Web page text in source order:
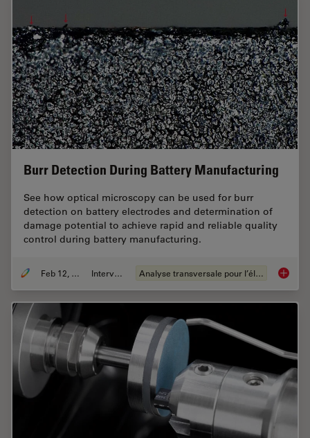
Burr Detection During Battery Manufacturing
See how optical microscopy can be used for burr
detection on battery electrodes and determination of
damage potential to achieve rapid and reliable quality
control during battery manufacturing.
Feb 12, 2026 Interviews Analyse transversale pour l’électronique Burr